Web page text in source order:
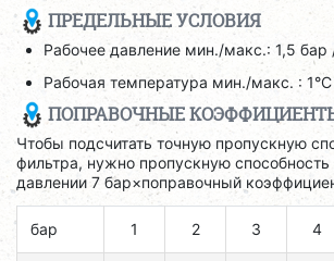
ПРЕДЕЛЬНЫЕ УСЛОВИЯ
Рабочее давление мин./макс.: 1,5 бар
Рабочая температура мин./макс. : 1°C
ПОПРАВОЧНЫЕ
Чтобы подсчитать точную пропускную
фильтра, нужно пропускную
давлении 7 бар×поправочный
бар 1 2 3 4